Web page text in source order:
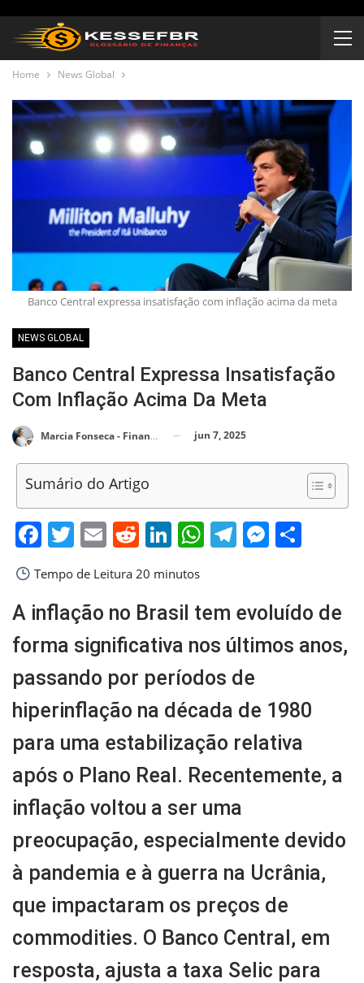
Home News Global
Banco Central expressa insatisfação com inflação acima da meta
NEWS GLOBAL
Banco Central Expressa Insatisfação
Com Inflação Acima Da Meta
Marcia Fonseca - Financial Consultant jun 7, 2025
Sumário do Artigo
Facebook
Twitter
EmailReddit
LinkedIn
WhatsApp
Telegram
Tempo de Leitura 20 minutos
A inflação no Brasil tem evoluído de
forma significativa nos últimos anos,
passando por períodos de
hiperinflação na década de 1980
para uma estabilização relativa
após o Plano Real. Recentemente, a
inflação voltou a ser uma
preocupação, especialmente devido
à pandemia e à guerra na Ucrânia,
que impactaram os preços de
commodities. O Banco Central, em
resposta, ajusta a taxa Selic para